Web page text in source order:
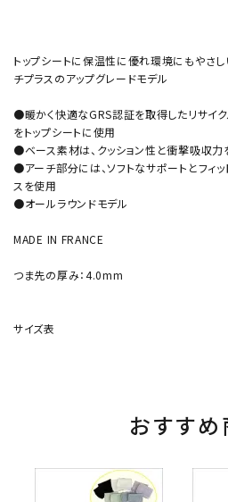
トップシートに保温性に優れ環境にもやさ
チプラスのアップグレードモデル
●暖かく快適なGRS認証を取得したリサイク
をトップシートに使用
●ベース素材は、クッション性と衝撃吸収力
●アーチ部分には、ソフトなサポートとフィ
スを使用
●オールラウンドモデル
MADE IN FRANCE
つま先の厚み：4.0mm
サイズ表
おすすめ